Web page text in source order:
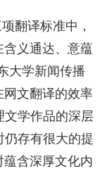
翻译标准中，
义通达、意蕴
大学新闻传播
文翻译的效率
文学作品的深层
仍存有很大的提
含深厚文化内